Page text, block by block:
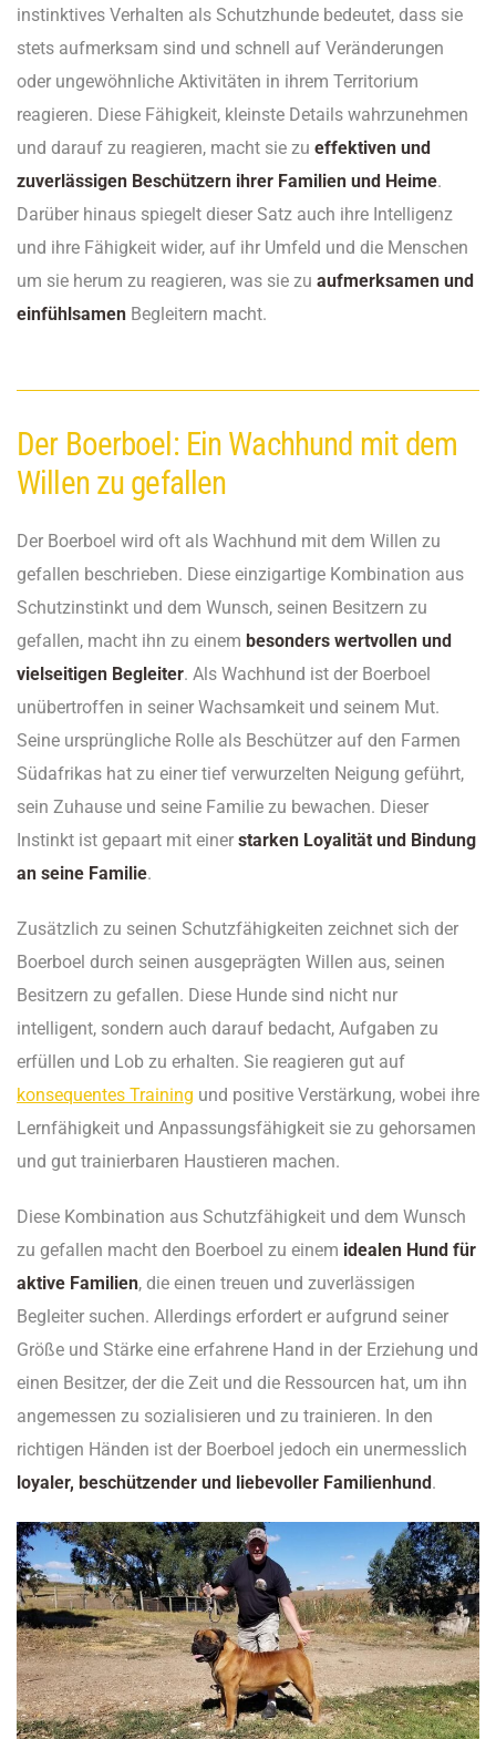
instinktives Verhalten als Schutzhunde bedeutet, dass sie
stets aufmerksam sind und schnell auf Veränderungen
oder ungewöhnliche Aktivitäten in ihrem Territorium
reagieren. Diese Fähigkeit, kleinste Details wahrzunehmen
und darauf zu reagieren, macht sie zu effektiven und
zuverlässigen Beschützern ihrer Familien und Heime.
Darüber hinaus spiegelt dieser Satz auch ihre Intelligenz
und ihre Fähigkeit wider, auf ihr Umfeld und die Menschen
um sie herum zu reagieren, was sie zu aufmerksamen und
einfühlsamen Begleitern macht.
Der Boerboel: Ein Wachhund mit dem
Willen zu gefallen
Der Boerboel wird oft als Wachhund mit dem Willen zu
gefallen beschrieben. Diese einzigartige Kombination aus
Schutzinstinkt und dem Wunsch, seinen Besitzern zu
gefallen, macht ihn zu einem besonders wertvollen und
vielseitigen Begleiter. Als Wachhund ist der Boerboel
unübertroffen in seiner Wachsamkeit und seinem Mut.
Seine ursprüngliche Rolle als Beschützer auf den Farmen
Südafrikas hat zu einer tief verwurzelten Neigung geführt,
sein Zuhause und seine Familie zu bewachen. Dieser
Instinkt ist gepaart mit einer starken Loyalität und Bindung
an seine Familie.
Zusätzlich zu seinen Schutzfähigkeiten zeichnet sich der
Boerboel durch seinen ausgeprägten Willen aus, seinen
Besitzern zu gefallen. Diese Hunde sind nicht nur
intelligent, sondern auch darauf bedacht, Aufgaben zu
erfüllen und Lob zu erhalten. Sie reagieren gut auf
konsequentes Training und positive Verstärkung, wobei ihre
Lernfähigkeit und Anpassungsfähigkeit sie zu gehorsamen
und gut trainierbaren Haustieren machen.
Diese Kombination aus Schutzfähigkeit und dem Wunsch
zu gefallen macht den Boerboel zu einem idealen Hund für
aktive Familien, die einen treuen und zuverlässigen
Begleiter suchen. Allerdings erfordert er aufgrund seiner
Größe und Stärke eine erfahrene Hand in der Erziehung und
einen Besitzer, der die Zeit und die Ressourcen hat, um ihn
angemessen zu sozialisieren und zu trainieren. In den
richtigen Händen ist der Boerboel jedoch ein unermesslich
loyaler, beschützender und liebevoller Familienhund.